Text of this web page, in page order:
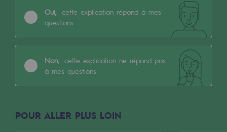
Gouvernance
Publications institutionnelles
Où nous trouver
Les énergies d'avenir
Oui, cette explication répond à mes
questions
Non, cette explication ne répond pas
à mes questions
POUR ALLER PLUS LOIN